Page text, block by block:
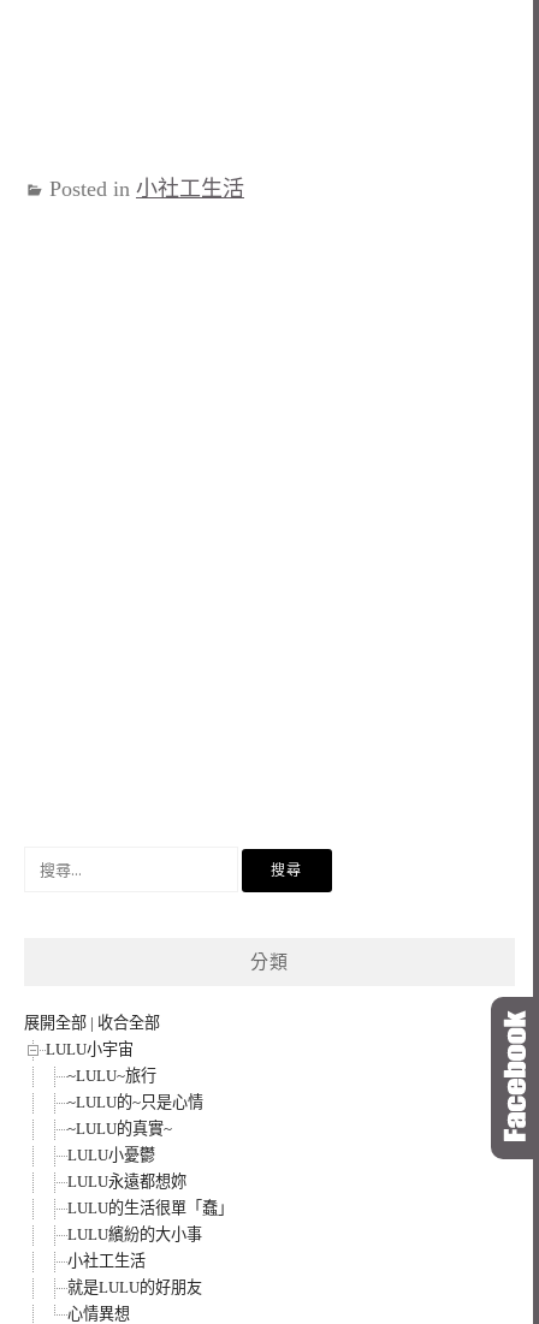
Posted in 小社工生活
分類
展開全部 | 收合全部
LULU小宇宙
~LULU~旅行
~LULU的~只是心情
~LULU的真實~
LULU小憂鬱
LULU永遠都想妳
LULU的生活很單「蠢」
LULU繽紛的大小事
小社工生活
就是LULU的好朋友
心情異想